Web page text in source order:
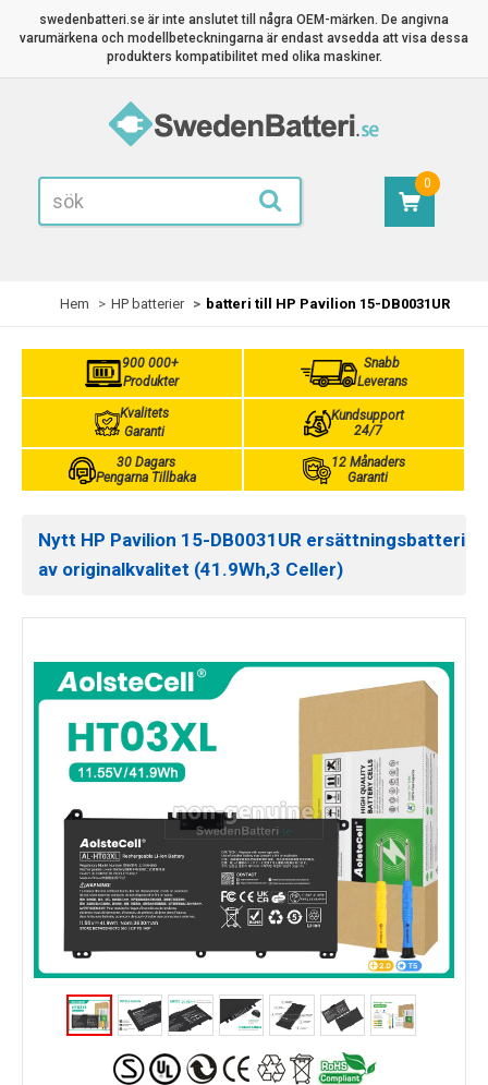
swedenbatteri.se är inte anslutet till några OEM-märken. De angivna
varumärkena och modellbeteckningarna är endast avsedda att visa dessa
produkters kompatibilitet med olika maskiner.
0
Hem HP batterier batteri till HP Pavilion 15-DB0031UR
900 000+
Produkter
Snabb
Leverans
Kvalitets
Garanti
Kundsupport
24/7
30 Dagars
Pengarna Tillbaka
12 Månaders
Garanti
Nytt HP Pavilion 15-DB0031UR ersättningsbatteri
av originalkvalitet (41.9Wh,3 Celler)